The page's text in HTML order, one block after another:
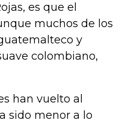
es que el
muchos de los
y
colombiano,
han vuelto al
sido menor a lo